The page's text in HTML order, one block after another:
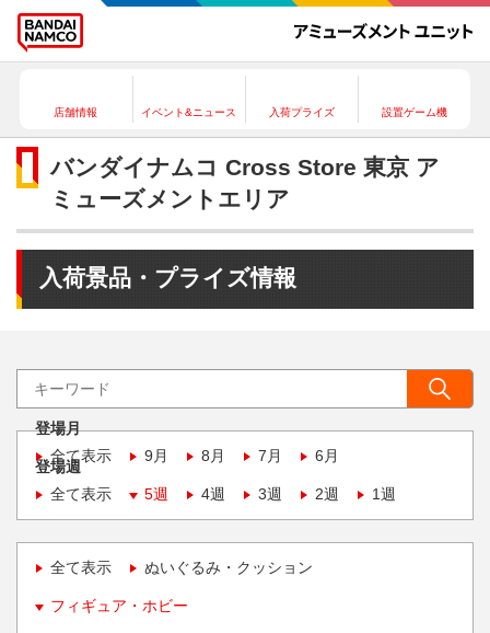
店舗情報 イベント&ニュース 入荷プライズ 設置ゲーム機
バンダイナムコ Cross Store 東京 ア
ミューズメントエリア
入荷景品・プライズ情報
登場月
全て表示
9月 8月 7月 6月
登場週
全て表示
5週 4週 3週 2週 1週
全て表示 ぬいぐるみ・クッション
フィギュア・ホビー